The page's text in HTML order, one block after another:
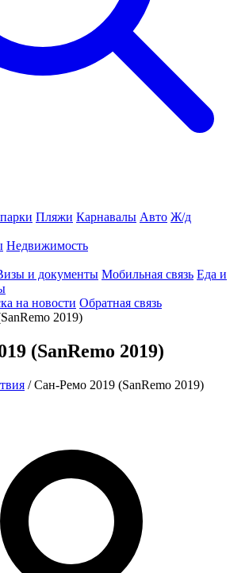
Пляжи Карнавалы Авто Ж/д
Недвижимость
и документы Мобильная связь Еда и
на новости Обратная связь
(SanRemo 2019)
/ Сан-Ремо 2019 (SanRemo 2019)